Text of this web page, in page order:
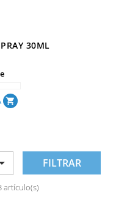
30ML
shopping_cart
FILTRAR
artículo(s)